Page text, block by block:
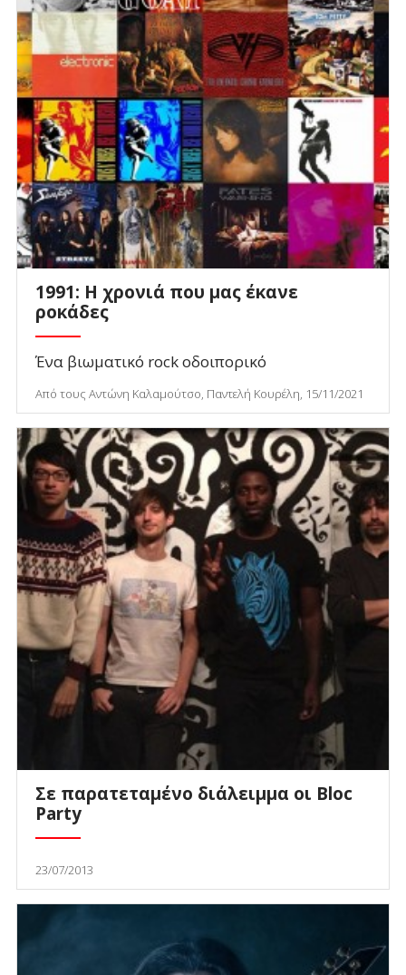
1991: Η χρονιά που μας έκανε
ροκάδες
Ένα βιωματικό rock οδοιπορικό
Από τους Αντώνη Καλαμούτσο, Παντελή Κουρέλη, 15/11/2021
Σε παρατεταμένο διάλειμμα οι Bloc
Party
23/07/2013